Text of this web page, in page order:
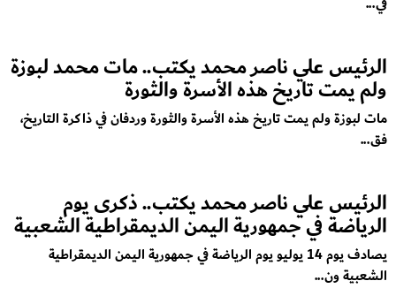
الرئيس علي ناصر محمد يكتب.. مات محمد لبوزة
ولم يمت تاريخ هذه الأسرة والثورة
مات لبوزة ولم يمت تاريخ هذه الأسرة والثورة وردفان في ذاكرة التاريخ،
فق...
الرئيس علي ناصر محمد يكتب.. ذكرى يوم
الرياضة في جمهورية اليمن الديمقراطية الشعبية
يصادف يوم 14 يوليو يوم الرياضة في جمهورية اليمن الديمقراطية
الشعبية ون...